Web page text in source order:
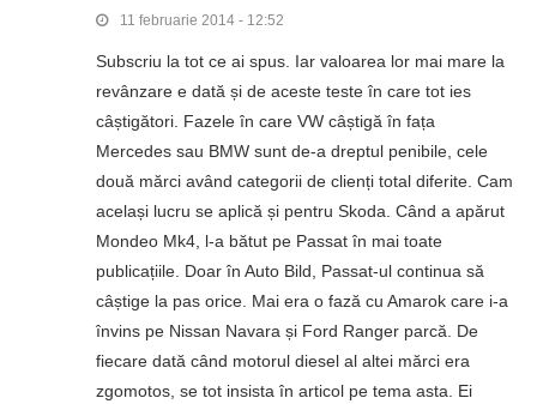
11 februarie 2014 - 12:52
Subscriu la tot ce ai spus. Iar valoarea lor mai mare la
revânzare e dată și de aceste teste în care tot ies
câștigători. Fazele în care VW câștigă în fața
Mercedes sau BMW sunt de-a dreptul penibile, cele
două mărci având categorii de clienți total diferite. Cam
același lucru se aplică și pentru Skoda. Când a apărut
Mondeo Mk4, l-a bătut pe Passat în mai toate
publicațiile. Doar în Auto Bild, Passat-ul continua să
câștige la pas orice. Mai era o fază cu Amarok care i-a
învins pe Nissan Navara și Ford Ranger parcă. De
fiecare dată când motorul diesel al altei mărci era
zgomotos, se tot insista în articol pe tema asta. Ei